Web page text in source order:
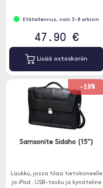
Etätallennus, noin 3-8 arkisin
47.90 €
Lisää ostoskoriin
-19%
Samsonite Sidaho (15")
Laukku, jossa tilaa tietokoneelle
ja iPad . USB-tasku ja kynäteline